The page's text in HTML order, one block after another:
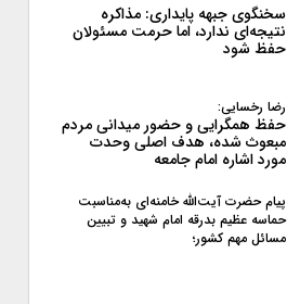
سخنگوی جبهه پایداری: مذاکره
نتیجه‌ای ندارد، اما حرمت مسئولان
حفظ شود
رضا رخسایی:
حفظ همگرایی و حضور میدانی مردم
مبعوث شده، هدف اصلی وحدت
مورد اشاره امام جامعه
پیام حضرت آیت‌الله خامنه‌ای به‌مناسبت
حماسه عظیم بدرقه امام شهید و تبیین
مسائل مهم کشور؛